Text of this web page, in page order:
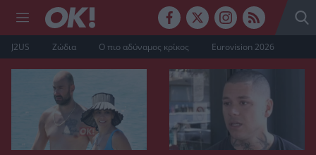
J2US Ζώδια Ο πιο αδύναμος κρίκος Eurovision 2026